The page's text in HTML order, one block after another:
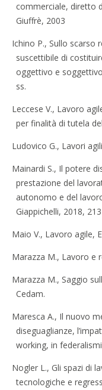
commerciale, diretto
Giuffrè, 2003
Ichino P., Sullo scarso
suscettibile di
oggettivo e
ss.
Leccese V., Lavoro
per finalità di tutela
Ludovico G., Lavori
Mainardi S., Il potere
prestazione del
autonomo e del
Giappichelli, 2018,
Maio V., Lavoro agile,
Marazza M., Lavoro e
Marazza M., Saggio
Cedam.
Maresca A., Il nuovo
diseguaglianze,
working, in
Nogler L., Gli spazi di
tecnologiche e